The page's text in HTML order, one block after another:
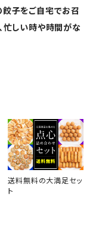
餃子をご自宅でお召
忙しい時や時間がな
送料無料の大満足セッ
ト